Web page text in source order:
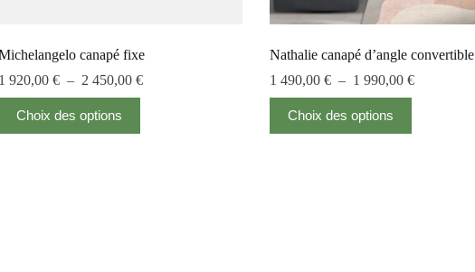
canapé fixe
1 920,00 € – 2 450,00 €
Choix des options
Nathalie canapé d’angle convertible
1 490,00 € – 1 990,00 €
Choix des options